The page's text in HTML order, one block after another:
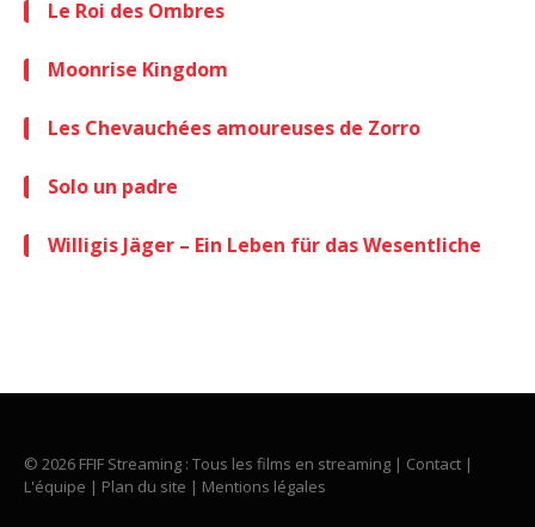
Le Roi des Ombres
Moonrise Kingdom
Les Chevauchées amoureuses de Zorro
Solo un padre
Willigis Jäger – Ein Leben für das Wesentliche
© 2026 FFIF Streaming : Tous les films en streaming | Contact |
L'équipe | Plan du site | Mentions légales